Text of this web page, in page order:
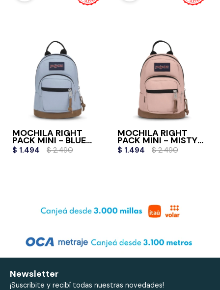
MOCHILA RIGHT
PACK MINI - BLUE
DUSK
$ 1.494 $ 2.490
MOCHILA RIGHT
PACK MINI - MISTY
ROSE
$ 1.494 $ 2.490
Newsletter
¡Suscribite y recibí todas nuestras novedades!